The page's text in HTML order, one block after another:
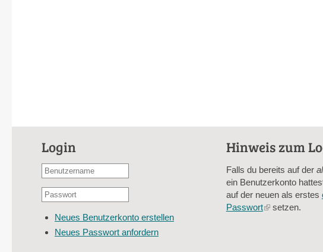
Login
Benutzername
E-
Adresse
Passwort
Neues Benutzerkonto erstellen
Neues Passwort anfordern
Hinweis zum
Falls du bereits auf der
ein Benutzerkonto
auf der neuen als erstes
Passwort(linksetzen.